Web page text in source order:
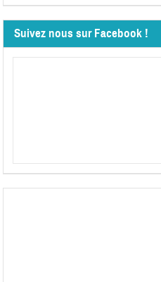
Suivez nous sur Facebook !